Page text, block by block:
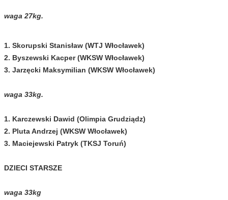
waga 27kg.
1. Skorupski Stanisław (WTJ Włocławek)
2. Byszewski Kacper (WKSW Włocławek)
3. Jarzęcki Maksymilian (WKSW Włocławek)
waga 33kg.
1. Karczewski Dawid (Olimpia Grudziądz)
2. Pluta Andrzej (WKSW Włocławek)
3. Maciejewski Patryk (TKSJ Toruń)
DZIECI STARSZE
waga 33kg